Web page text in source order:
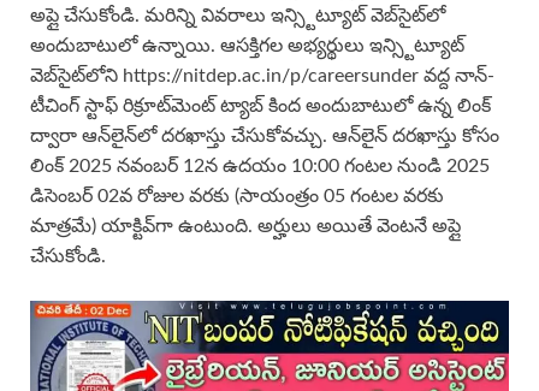
అప్లై చేసుకోండి. మరిన్ని వివరాలు ఇన్స్టిట్యూట్ వెబ్‌సైట్‌లో
అందుబాటులో ఉన్నాయి. ఆసక్తిగల అభ్యర్థులు ఇన్స్టిట్యూట్
వెబ్‌సైట్‌లోని https://nitdep.ac.in/p/careersunder వద్ద నాన్-
టీచింగ్ స్టాఫ్ రిక్రూట్‌మెంట్ ట్యాబ్ కింద అందుబాటులో ఉన్న లింక్
ద్వారా ఆన్‌లైన్‌లో దరఖాస్తు చేసుకోవచ్చు. ఆన్‌లైన్ దరఖాస్తు కోసం
లింక్ 2025 నవంబర్ 12న ఉదయం 10:00 గంటల నుండి 2025
డిసెంబర్ 02వ రోజుల వరకు (సాయంత్రం 05 గంటల వరకు
మాత్రమే) యాక్టివ్‌గా ఉంటుంది. అర్హులు అయితే వెంటనే అప్లై
చేసుకోండి.